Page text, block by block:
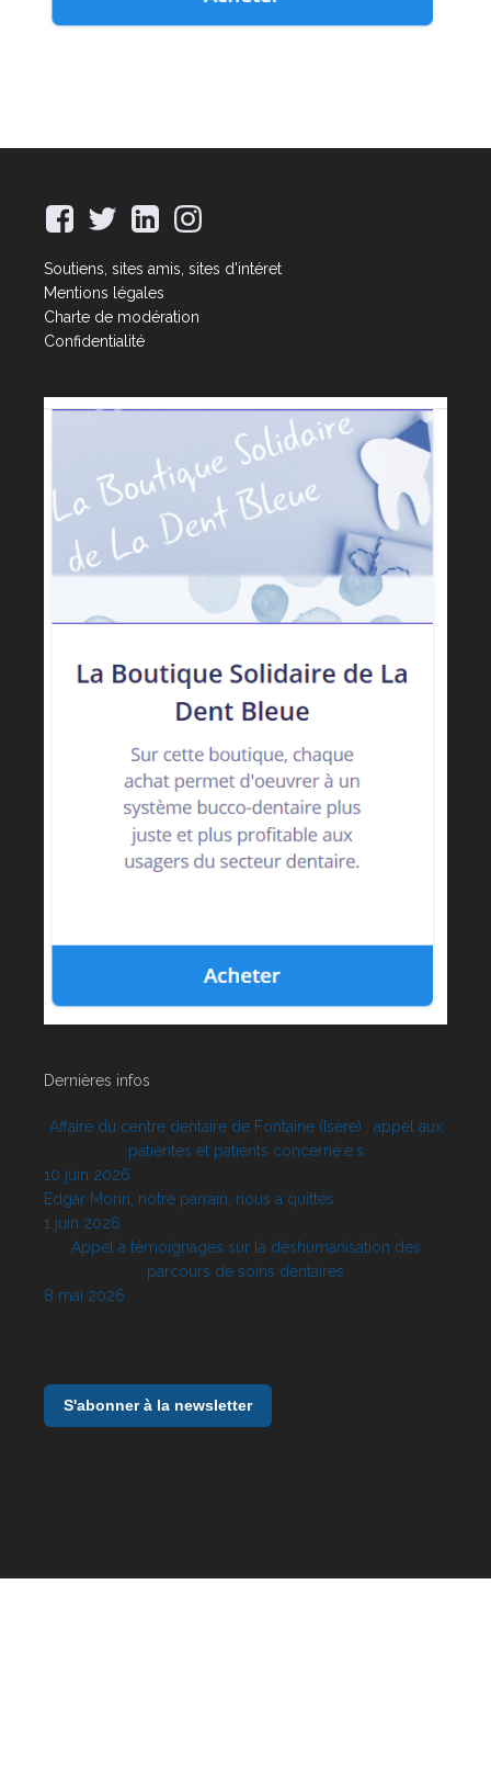
Soutiens, sites amis, sites d'intéret
Mentions légales
Charte de modération
Confidentialité
Dernières infos
Affaire du centre dentaire de Fontaine (Isère) : appel aux
patientes et patients concerné.e.s
10 juin 2026
Edgar Morin, notre parrain, nous a quittés
1 juin 2026
Appel à témoignages sur la déshumanisation des
parcours de soins dentaires
8 mai 2026
S'abonner à la newsletter